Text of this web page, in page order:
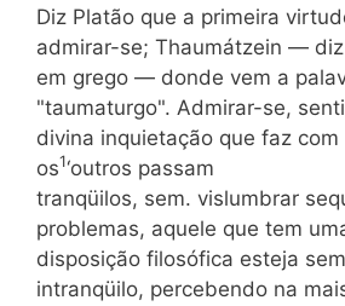
Diz Platão que a primeira
admirar-se; Thaumátzein — diz
em grego — donde vem a
"taumaturgo". Admirar-se,
divina inquietação que faz
os1‘outros passam
tranqüilos, sem. vislumbrar
problemas, aquele que tem
disposição filosófica esteja
intranqüilo, percebendo na